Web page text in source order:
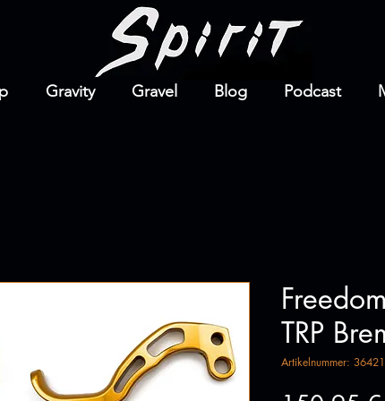
Gravity Gravel Blog Podcast
TRP
Artikelnummer: